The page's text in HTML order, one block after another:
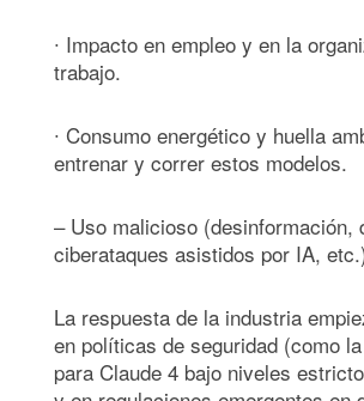
∙ Impacto en empleo y en la
trabajo.
∙ Consumo energético y huella
entrenar y correr estos modelos.
– Uso malicioso (desinformación,
ciberataques asistidos por IA,
La respuesta de la industria
en políticas de seguridad (como
para Claude 4 bajo niveles